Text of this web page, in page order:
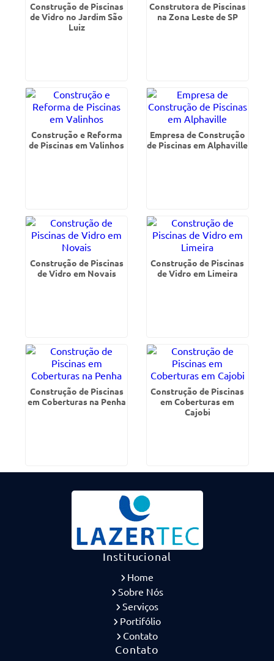
Construção de Piscinas
de Vidro no Jardim São
Luiz
Construtora de Piscinas
na Zona Leste de SP
Construção e Reforma
de Piscinas em Valinhos
Empresa de Construção
de Piscinas em Alphaville
Construção de Piscinas
de Vidro em Novais
Construção de Piscinas
de Vidro em Limeira
Construção de Piscinas
em Coberturas na Penha
Construção de Piscinas
em Coberturas em
Cajobi
Institucional
Home
Sobre Nós
Serviços
Portifólio
Contato
Contato